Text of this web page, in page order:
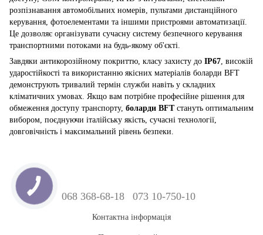
розпізнавання автомобільних номерів, пультами дистанційного
керування, фотоелементами та іншими пристроями автоматизації.
Це дозволяє організувати сучасну систему безпечного керування
транспортними потоками на будь-якому об'єкті.
Завдяки антикорозійному покриттю, класу захисту до IP67 , високій
ударостійкості та використанню якісних матеріалів боларди BFT
демонструють тривалий термін служби навіть у складних
кліматичних умовах. Якщо вам потрібне професійне рішення для
обмеження доступу транспорту, боларди BFTстануть оптимальним
вибором, поєднуючи італійську якість, сучасні технології,
довговічність і максимальний рівень безпеки.
068 368-68-18 073 10-750-10
Контактна інформація